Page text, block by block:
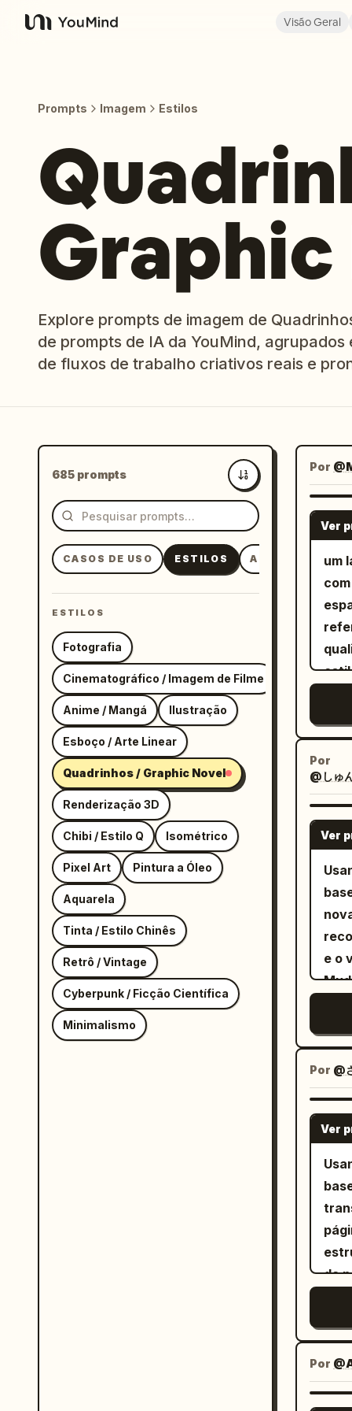
YouMind
Visão Geral
Prompts Imagem Estilos
Graphic
Explore prompts de imagem de
de prompts de IA da YouMind,
de fluxos de trabalho criativos reais e
685 prompts
Mais recentes
CASOS DE USO ESTILOS ASSUNTOS
ESTILOS
Fotografia
Cinematográfico / Imagem de Filme
Anime / Mangá Ilustração
Esboço / Arte Linear
Quadrinhos / Graphic Novel
Renderização 3D
Chibi / Estilo Q Isométrico
Pixel Art Pintura a Óleo
Aquarela
Tinta / Estilo Chinês
Retrô / Vintage
Cyberpunk / Ficção Científica
Minimalismo
Por
Ver
um
Por
@しゅ
Ver
e o
hesitação.
do
Por @
Ver
da
limpa. Objetivo: Criar uma
Por